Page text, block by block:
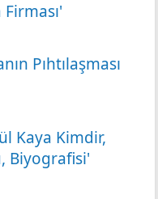
Pıhtılaşması
Kaya Kimdir,
Biyografisi'